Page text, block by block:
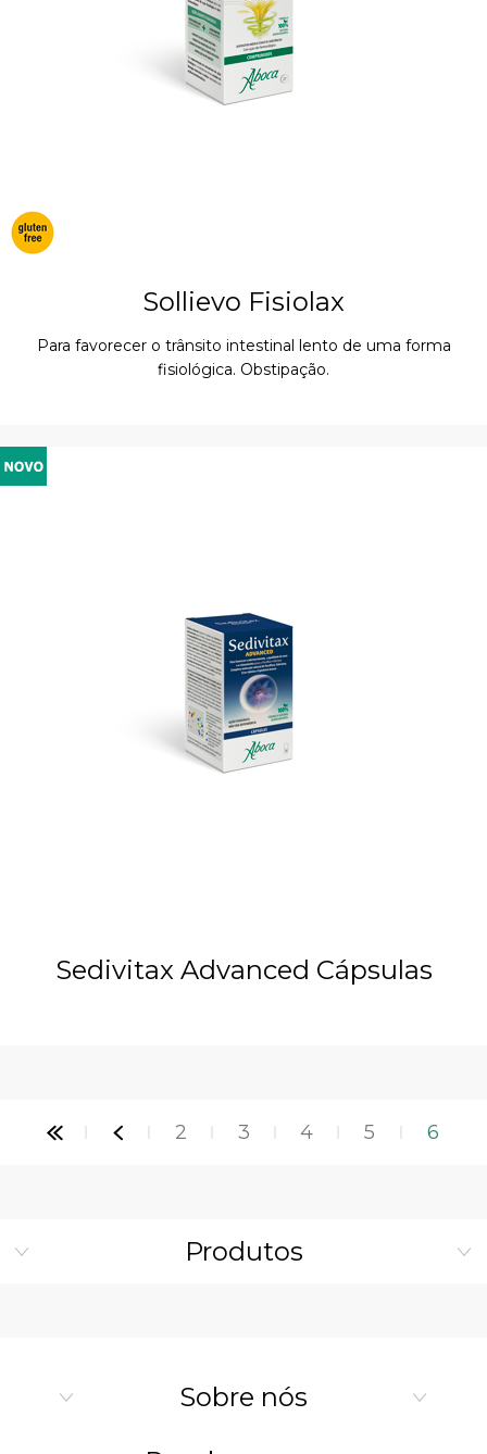
Sollievo Fisiolax
Para favorecer o trânsito intestinal lento de uma forma
fisiológica. Obstipação.
Sedivitax Advanced Cápsulas
2 3 4 5 6
Produtos
Sobre nós